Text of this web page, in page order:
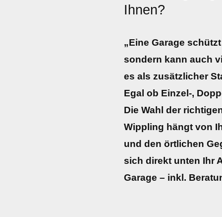
Ihnen?
„Eine Garage
sondern kann auch
es als zusätzlicher
Egal ob Einzel-,
Die Wahl der
Wippling hängt von
und den örtlichen
sich direkt unten Ihr
Garage – inkl.